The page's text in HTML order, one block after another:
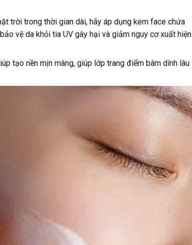
trời trong thời gian dài, hãy áp dụng kem face chứa
vệ da khỏi tia UV gây hại và giảm nguy cơ xuất hiện
tạo nền mịn màng, giúp lớp trang điểm bám dính lâu